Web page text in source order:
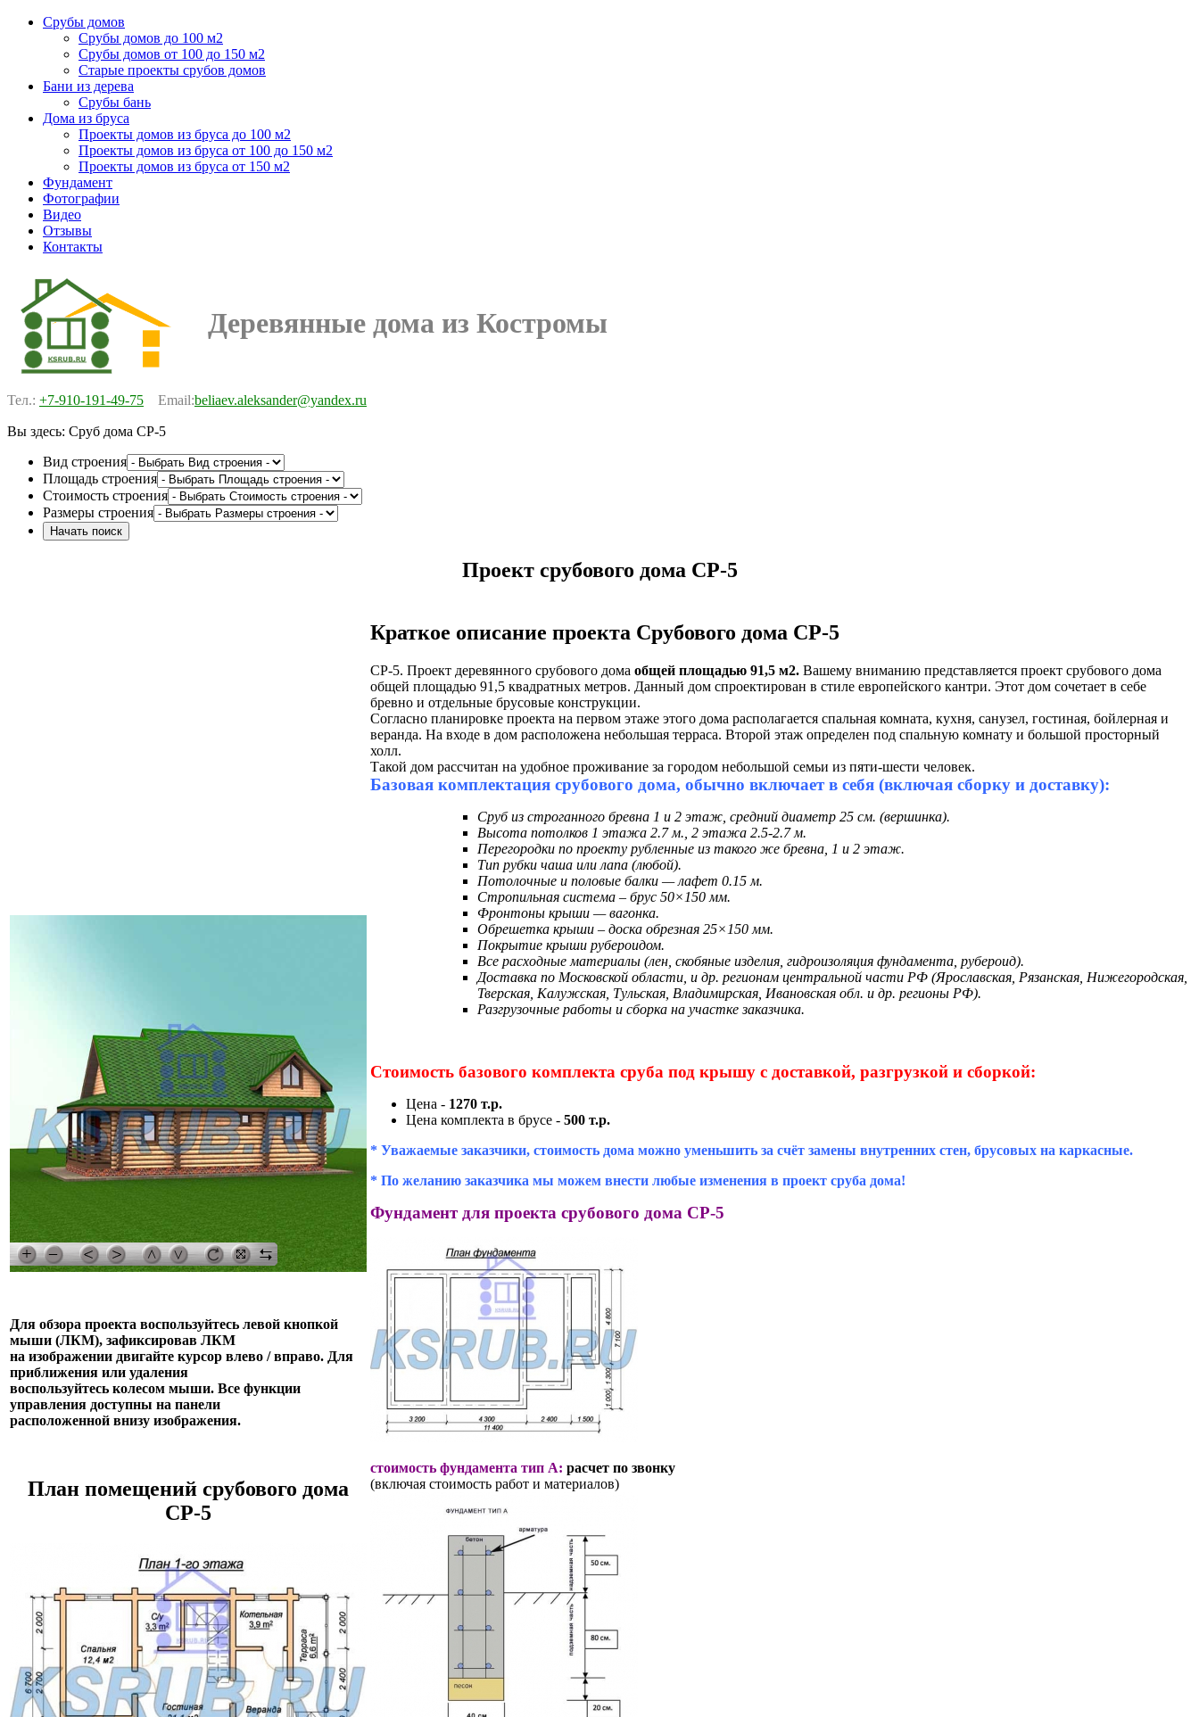
Срубы домов
Срубы домов до 100 м2
Срубы домов от 100 до 150 м2
Старые проекты срубов домов
Бани из дерева
Срубы бань
Дома из бруса
Проекты домов из бруса до 100 м2
Проекты домов из бруса от 100 до 150 м2
Проекты домов из бруса от 150 м2
Фундамент
Фотографии
Видео
Отзывы
Контакты
Деревянные дома из Костромы
Тел.: +7-910-191-49-75 Email:beliaev.aleksander@yandex.ru
Вы здесь: Сруб дома СР-5
Вид строения
Площадь строения
Стоимость строения
Размеры строения
Проект срубового дома СР-5
Для обзора проекта воспользуйтесь левой кнопкой
мыши (ЛКМ), зафиксировав ЛКМ
на изображении двигайте курсор влево / вправо. Для
приближения или удаления
воспользуйтесь колесом мыши. Все функции
управления доступны на панели
расположенной внизу изображения.
План помещений срубового дома
СР-5
Краткое описание проекта Срубового дома СР-5
СР-5. Проект деревянного срубового дома общей площадью 91,5 м2. Вашему вниманию представляется проект срубового дома
общей площадью 91,5 квадратных метров. Данный дом спроектирован в стиле европейского кантри. Этот дом сочетает в себе
бревно и отдельные брусовые конструкции.
Согласно планировке проекта на первом этаже этого дома располагается спальная комната, кухня, санузел, гостиная, бойлерная и
веранда. На входе в дом расположена небольшая терраса. Второй этаж определен под спальную комнату и большой просторный
холл.
Такой дом рассчитан на удобное проживание за городом небольшой семьи из пяти-шести человек.
Базовая комплектация срубового дома, обычно включает в себя (включая сборку и доставку):
Сруб из строганного бревна 1 и 2 этаж, средний диаметр 25 см. (вершинка).
Высота потолков 1 этажа 2.7 м., 2 этажа 2.5-2.7 м.
Перегородки по проекту рубленные из такого же бревна, 1 и 2 этаж.
Тип рубки чаша или лапа (любой).
Потолочные и половые балки — лафет 0.15 м.
Стропильная система – брус 50×150 мм.
Фронтоны крыши — вагонка.
Обрешетка крыши – доска обрезная 25×150 мм.
Покрытие крыши рубероидом.
Все расходные материалы (лен, скобяные изделия, гидроизоляция фундамента, рубероид).
Доставка по Московской области, и др. регионам центральной части РФ (Ярославская, Рязанская, Нижегородская,
Тверская, Калужская, Тульская, Владимирская, Ивановская обл. и др. регионы РФ).
Разгрузочные работы и сборка на участке заказчика.
Стоимость базового комплекта сруба под крышу с доставкой, разгрузкой и сборкой:
Цена - 1270 т.р.
Цена комплекта в брусе - 500 т.р.
* Уважаемые заказчики, стоимость дома можно уменьшить за счёт замены внутренних стен, брусовых на каркасные.
* По желанию заказчика мы можем внести любые изменения в проект сруба дома!
Фундамент для проекта срубового дома СР-5
стоимость фундамента тип А: расчет по звонку
(включая стоимость работ и материалов)